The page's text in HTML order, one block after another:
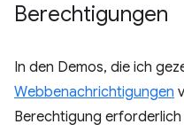
Berechtigungen
In den Demos, die ich
Webbenachrichtigungen
Berechtigung erforderlich